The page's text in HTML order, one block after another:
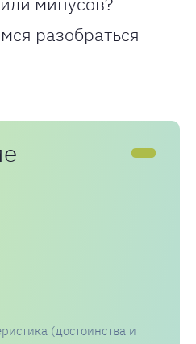
разобраться
(достоинства и